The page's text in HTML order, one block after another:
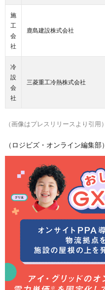
施
工
会
社
鹿島建設株式会社
冷
設
会
社
三菱重工冷熱株式会社
（画像はプレスリリースより引用）
（ロジビズ・オンライン編集部）